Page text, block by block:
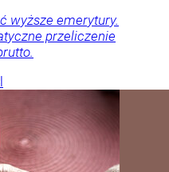
wyższe emerytury.
przeliczenie